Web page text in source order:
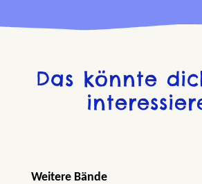
Das könnte
Produktgalerie überspringen
Weitere Bände